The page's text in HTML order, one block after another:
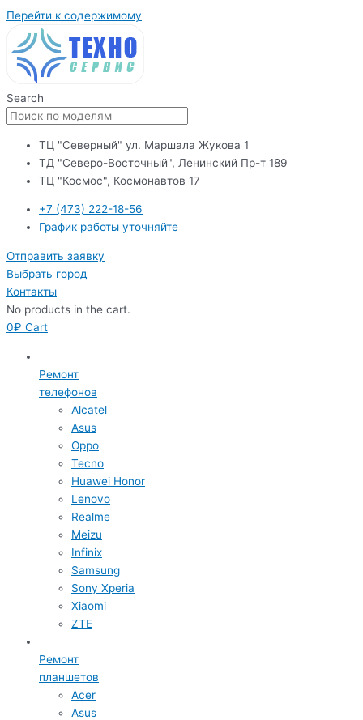
Перейти к содержимому
Search
ТЦ "Северный" ул. Маршала Жукова 1
ТД "Северо-Восточный", Ленинский Пр-т 189
ТЦ "Космос", Космонавтов 17
+7 (473) 222-18-56
График работы уточняйте
Отправить заявку
Выбрать город
Контакты
No products in the cart.
0₽ Cart
Ремонт
телефонов
Alcatel
Asus
Oppo
Tecno
Huawei Honor
Lenovo
Realme
Meizu
Infinix
Samsung
Sony Xperia
Xiaomi
ZTE
Ремонт
планшетов
Acer
Asus